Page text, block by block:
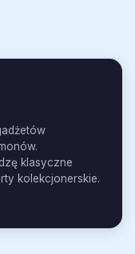
klasyczne
kolekcjonerskie.